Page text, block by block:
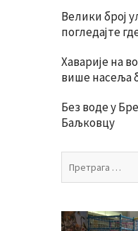
Велики број
погледајте
Хаварије на
више насеља
Без воде у
Баљковцу